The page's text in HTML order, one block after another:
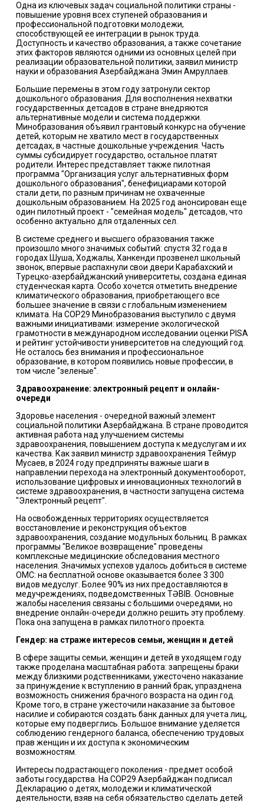
Одна из ключевых задач социальной политики страны -
повышение уровня всех ступеней образования и
профессиональной подготовки молодежи,
способствующей ее интеграции в рынок труда.
Доступность и качество образования, а также сочетание
этих факторов являются одними из основных целей при
реализации образовательной политики, заявил министр
науки и образования Азербайджана Эмин Амруллаев.
Большие перемены в этом году затронули сектор
дошкольного образования. Для восполнения нехватки
государственных детсадов в стране внедряются
альтернативные модели и система поддержки.
Минобразования объявил грантовый конкурс на обучение
детей, которым не хватило мест в государственных
детсадах, в частные дошкольные учреждения. Часть
суммы субсидирует государство, остальное платят
родители. Интерес представляет также пилотная
программа "Организация услуг альтернативных форм
дошкольного образования", бенефициарами которой
стали дети, по разным причинам не охваченные
дошкольным образованием. На 2025 год анонсирован еще
один пилотный проект - "семейная модель" детсадов, что
особенно актуально для отдаленных сел.
В системе среднего и высшего образования также
произошло много значимых событий: спустя 32 года в
городах Шуша, Ходжалы, Ханкенди прозвенел школьный
звонок, впервые распахнули свои двери Карабахский и
Турецко-азербайджанский университеты, создана единая
студенческая карта. Особо хочется отметить внедрение
климатического образования, приобретающего все
большее значение в связи с глобальным изменением
климата. На COP29 Минобразования выступило с двумя
важными инициативами: измерение экологической
грамотности в международном исследовании оценки PISA
и рейтинг устойчивости университетов на следующий год.
Не осталось без внимания и профессиональное
образование, в котором появились новые профессии, в
том числе "зеленые".
Здравоохранение: электронный рецепт и онлайн-
очереди
Здоровье населения - очередной важный элемент
социальной политики Азербайджана. В стране проводится
активная работа над улучшением системы
здравоохранения, повышением доступа к медуслугам и их
качества. Как заявил министр здравоохранения Теймур
Мусаев, в 2024 году предприняты важные шаги в
направлении перехода на электронный документооборот,
использование цифровых и инновационных технологий в
системе здравоохранения, в частности запущена система
"Электронный рецепт".
На освобожденных территориях осуществляется
восстановление и реконструкция объектов
здравоохранения, создание модульных больниц. В рамках
программы "Великое возвращение" проведены
комплексные медицинские обследования местного
населения. Значимых успехов удалось добиться в системе
ОМС: на бесплатной основе оказывается более 3 300
видов медуслуг. Более 90% из них предоставляются в
медучреждениях, подведомственных TƏBIB. Основные
жалобы населения связаны с большими очередями, но
внедрение онлайн-очереди должно решить эту проблему.
Пока она запущена в рамках пилотного проекта.
Гендер: на страже интересов семьи, женщин и детей
В сфере защиты семьи, женщин и детей в уходящем году
также проделана масштабная работа: запрещены браки
между близкими родственниками, ужесточено наказание
за принуждение к вступлению в ранний брак, упразднена
возможность снижения брачного возраста на один год.
Кроме того, в стране ужесточили наказание за бытовое
насилие и собираются создать банк данных для учета лиц,
которые ему подверглись. Большое внимание уделяется
соблюдению гендерного баланса, обеспечению трудовых
прав женщин и их доступа к экономическим
возможностям.
Интересы подрастающего поколения - предмет особой
заботы государства. На COP29 Азербайджан подписал
Декларацию о детях, молодежи и климатической
деятельности, взяв на себя обязательство сделать детей